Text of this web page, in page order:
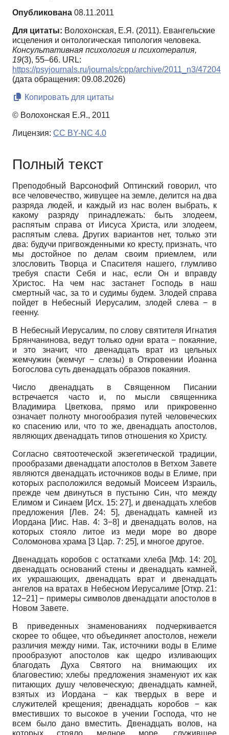
Опубликована 08.11.2011
Для цитаты: Волохонская, Е.Я. (2011). Евангельские
исцеления и онтологическая типология человека.
Консультативная психология и психотерапия,
19(3), 55–66. URL:
https://psyjournals.ru/journals/cpp/archive/2011_n3/47204
(дата обращения: 09.08.2026)
Копировать для цитаты
© Волохонская Е.Я., 2011
Лицензия: CC BY-NC 4.0
Полный текст
Преподобный Варсонофий Оптинский говорил, что
все человечество, живущее на земле, делится на два
разряда людей, и каждый из нас волен выбрать, к
какому разряду принадлежать: быть злодеем,
распятым справа от Иисуса Христа, или злодеем,
распятым слева. Других вариантов нет, только эти
два: будучи пригвожденными ко кресту, признать, что
мы достойное по делам своим приемлем, или
злословить Творца и Спасителя нашего, глумливо
требуя спасти Себя и нас, если Он и вправду
Христос. На чем нас застанет Господь в наш
смертный час, за то и судимы будем. Злодей справа
пойдет в Небесный Иерусалим, злодей слева − в
геенну.
В Небесный Иерусалим, по слову святителя Игнатия
Брянчанинова, ведут только одни врата − покаяние,
и это значит, что двенадцать врат из цельных
жемчужин (жемчуг − слезы) в Откровении Иоанна
Богослова суть двенадцать образов покаяния.
Число двенадцать в Священном Писании
встречается часто и, по мысли священника
Владимира Цветкова, прямо или прикровенно
означает полноту многообразия путей человеческих
ко спасению или, что то же, двенадцать апостолов,
являющих двенадцать типов отношения ко Христу.
Согласно святоотеческой экзегетической традиции,
прообразами двенадцати апостолов в Ветхом Завете
являются двенадцать источников воды в Елиме, при
которых расположился ведомый Моисеем Израиль,
прежде чем двинуться в пустыню Син, что между
Елимом и Синаем [Исх. 15: 27], и двенадцать хлебов
предложения [Лев. 24: 5], двенадцать камней из
Иордана [Иис. Нав. 4: 3−8] и двенадцать волов, на
которых стояло литое из меди море во дворе
Соломонова храма [3 Цар. 7: 25], и многое другое.
Двенадцать коробов с остатками хлеба [Мф. 14: 20],
двенадцать оснований стены и двенадцать камней,
их украшающих, двенадцать врат и двенадцать
ангелов на вратах в Небесном Иерусалиме [Откр. 21:
12−21] − примеры символов двенадцати апостолов в
Новом Завете.
В приведенных знаменованиях подчеркивается
скорее то общее, что объединяет апостолов, нежели
различия между ними. Так, источники воды в Елиме
прообразуют апостолов как щедро изливающих
благодать Духа Святого на внимающих их
благовестию; хлебы предложения знаменуют их как
питающих душу человеческую; двенадцать камней,
взятых из Иордана − как твердых в вере и
служителей крещения; двенадцать коробов − как
вместивших то высокое в учении Господа, что не
всем было дано вместить. Двенадцать волов, на
которых стояло медное море, служившее